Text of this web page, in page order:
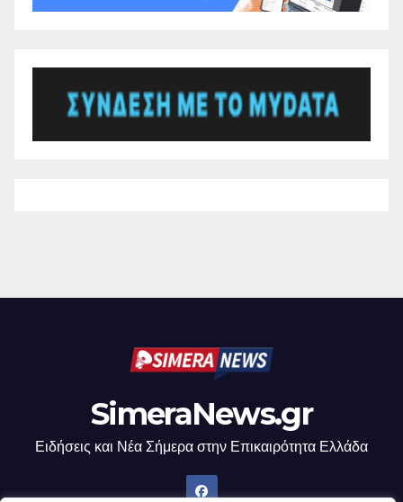
SimeraNews.gr
Ειδήσεις και Νέα Σήμερα στην Επικαιρότητα Ελλάδα